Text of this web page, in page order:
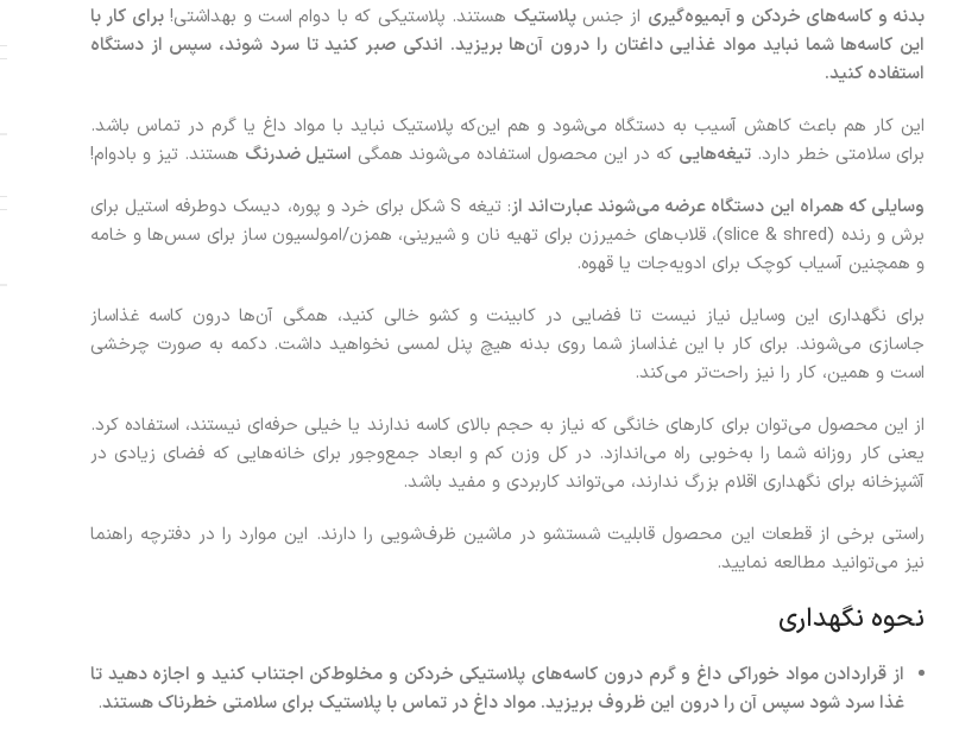
بدنه و کاسه‌های خردکن و آبمیوه‌گیری از جنسپلاستیک هستند. پلاستیکی که با دوام است و بهداشتی!برای کار با
این کاسه‌ها شما نباید مواد غذایی داغتان را درون آن‌ها بریزید. اندکی صبر کنید تا سرد شوند، سپس از دستگاه
استفاده کنید.
این کار هم باعث کاهش آسیب به دستگاه می‌شود و هم این‌که پلاستیک نباید با مواد داغ یا گرم در تماس باشد.
برای سلامتی خطر دارد. تیغه‌هایی که در این محصول استفاده می‌شوند همگی استیل ضدرنگ هستند. تیز و بادوام!
وسایلی که همراه این دستگاه عرضه می‌شوند عبارت‌اند از
: تیغه S شکل برای خرد و پوره، دیسک دوطرفه استیل برای
برش و رنده (slice & shred)، قلاب‌های خمیرزن برای تهیه نان و شیرینی، همزن/امولسیون ساز برای سس‌ها و خامه
و همچنین آسیاب کوچک برای ادویه‌جات یا قهوه.
برای نگهداری این وسایل نیاز نیست تا فضایی در کابینت و کشو خالی کنید، همگی آن‌ها درون کاسه غذاساز
جاسازی می‌شوند. برای کار با این غذاساز شما روی بدنه هیچ پنل لمسی نخواهید داشت. دکمه به صورت چرخشی
است و همین، کار را نیز راحت‌تر می‌کند.
از این محصول می‌توان برای کارهای خانگی که نیاز به حجم بالای کاسه ندارند یا خیلی حرفه‌ای نیستند، استفاده کرد.
یعنی کار روزانه شما را به‌خوبی راه می‌اندازد. در کل وزن کم و ابعاد جمع‌وجور برای خانه‌هایی که فضای زیادی در
آشپزخانه برای نگهداری اقلام بزرگ ندارند، می‌تواند کاربردی و مفید باشد.
راستی برخی از قطعات این محصول قابلیت شستشو در ماشین ظرف‌شویی را دارند. این موارد را در دفترچه راهنما
نیز می‌توانید مطالعه نمایید.
نحوه نگهداری
از قراردادن مواد خوراکی داغ و گرم درون کاسه‌های پلاستیکی خردکن و مخلوط‌کن اجتناب کنید و اجازه دهید تا
غذا سرد شود سپس آن را درون این ظروف بریزید. مواد داغ در تماس با پلاستیک برای سلامتی خطرناک هستند.